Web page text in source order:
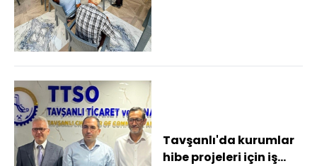
Tavşanlı'da kurumlar
hibe projeleri için iş